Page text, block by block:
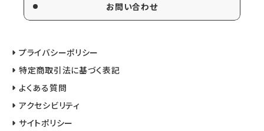
お問い合わせ
プライバシーポリシー
特定商取引法に基づく表記
よくある質問
アクセシビリティ
サイトポリシー